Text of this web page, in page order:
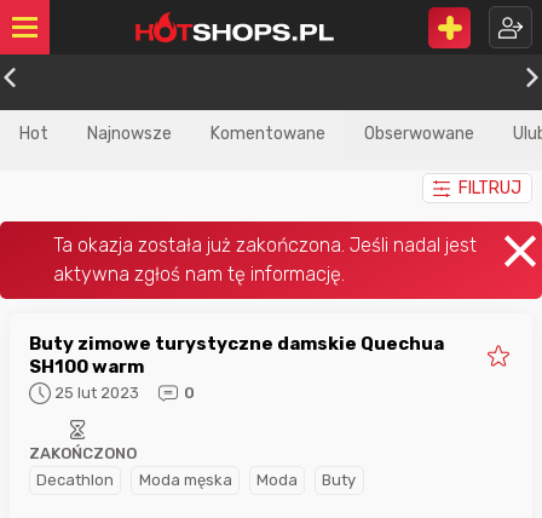
Hot Najnowsze Komentowane Obserwowane
FILTRUJ
Buty zimowe turystyczne damskie Quechua
SH100 warm
25 lut 2023 0
Decathlon Moda męska Moda Buty
ZAKOŃCZONO